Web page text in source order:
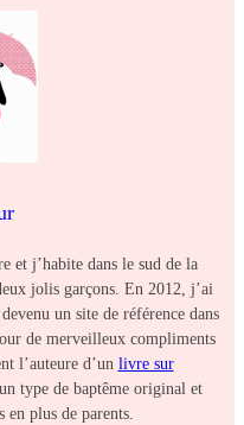
et j’habite dans le sud de la
jolis garçons. En 2012, j’ai
un site de référence dans
de merveilleux compliments
l’auteure d’un livre sur
type de baptême original et
en plus de parents.